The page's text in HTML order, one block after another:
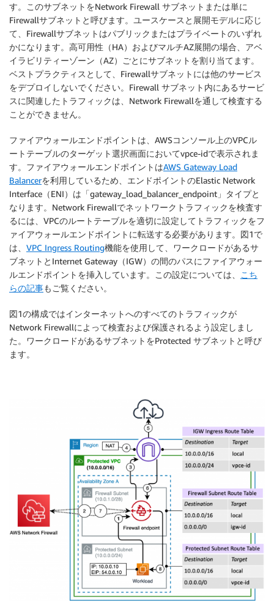
す。このサブネットをNetwork Firewall サブネットまたは単に
Firewallサブネットと呼びます。ユースケースと展開モデルに応じ
て、Firewallサブネットはパブリックまたはプライベートのいずれ
かになります。高可用性（HA）およびマルチAZ展開の場合、アベ
イラビリティーゾーン（AZ）ごとにサブネットを割り当てます。
ベストプラクティスとして、Firewallサブネットには他のサービス
をデプロイしないでください。Firewall サブネット内にあるサービ
スに関連したトラフィックは、Network Firewallを通して検査する
ことができません。
ファイアウォールエンドポイントは、AWSコンソール上のVPCル
ートテーブルのターゲット選択画面においてvpce-idで表示されま
す。ファイアウォールエンドポイントはAWS Gateway Load
Balancerを利用しているため、エンドポイントのElastic Network
Interface（ENI）は「gateway_load_balancer_endpoint」タイプと
なります。Network Firewallでネットワークトラフィックを検査す
るには、VPCのルートテーブルを適切に設定してトラフィックをフ
ァイアウォールエンドポイントに転送する必要があります。図1で
は、 VPC Ingress Routing機能を使用して、ワークロードがあるサ
ブネットとInternet Gateway（IGW）の間のパスにファイアウォー
ルエンドポイントを挿入しています。この設定については、
こち
らの記事もご覧ください。
図1の構成ではインターネットへのすべてのトラフィックが
Network Firewallによって検査および保護されるよう設定しまし
た。ワークロードがあるサブネットをProtected サブネットと呼び
ます。